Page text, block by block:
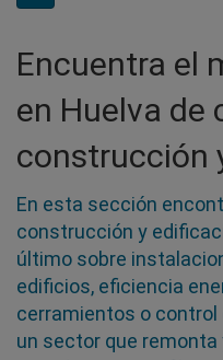
Encuentra el
en Huelva de
construcción
En esta sección
construcción y
último sobre
edificios, eficiencia
cerramientos o
un sector que